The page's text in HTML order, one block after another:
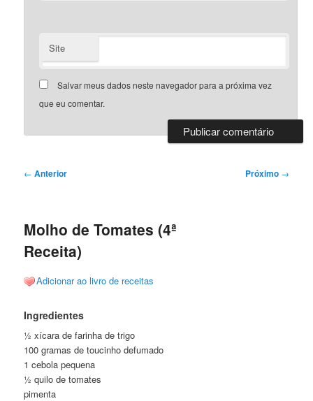
Site
Salvar meus dados neste navegador para a próxima vez
que eu comentar.
Navegação
← Anterior Próximo →
Molho de Tomates (4ª
Receita)
Adicionar ao livro de receitas
Ingredientes
½ xícara de farinha de trigo
100 gramas de toucinho defumado
1 cebola pequena
½ quilo de tomates
pimenta